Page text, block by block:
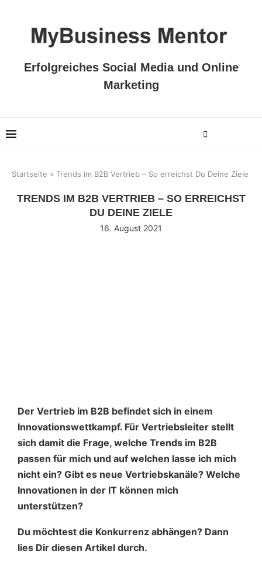
Erfolgreiches Social Media und Online
Marketing
Startseite » Trends im B2B Vertrieb – So erreichst Du Deine Ziele
TRENDS IM B2B VERTRIEB – SO ERREICHST
DU DEINE ZIELE
16. August 2021
Der Vertrieb im B2B befindet sich in einem
Innovationswettkampf. Für Vertriebsleiter stellt
sich damit die Frage, welche Trends im B2B
passen für mich und auf welchen lasse ich mich
nicht ein? Gibt es neue Vertriebskanäle? Welche
Innovationen in der IT können mich
unterstützen?
Du möchtest die Konkurrenz abhängen? Dann
lies Dir diesen Artikel durch.